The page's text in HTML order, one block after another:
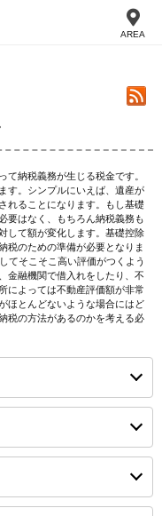
AREA
て納税義務が生じる税金です。
す。シンプルにいえば、遺産が
れることになります。もし基礎
要はなく、もちろん納税義務も
して額が変化します。基礎控除
税のための準備が必要となりま
てそこそこ高い評価がつくよう
金融機関で借入れをしたり、不
によっては不動産評価額が非常
ほとんどないような場合にはど
税の方法があるのかを考える必